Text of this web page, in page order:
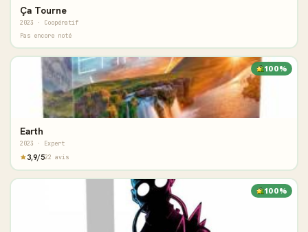
Ça Tourne
2023 · Coopératif
Pas encore noté
100%
Earth
2023 · Expert
3,9/522 avis
100%